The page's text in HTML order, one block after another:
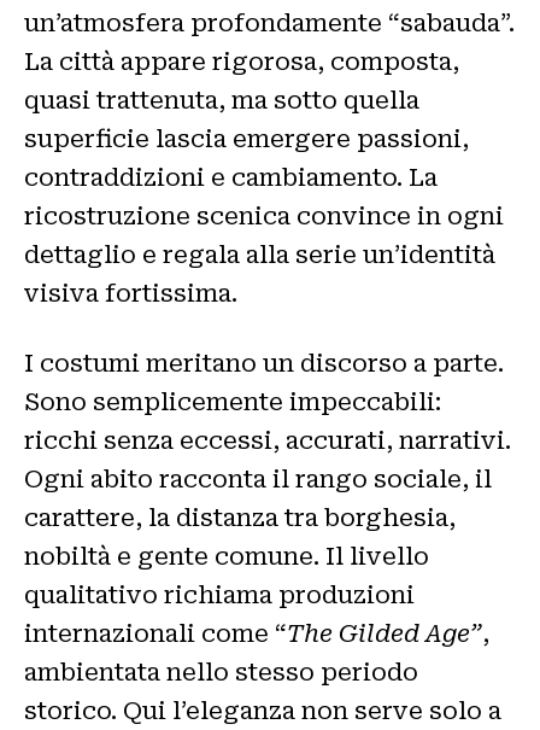
un’atmosfera profondamente “sabauda”.
La città appare rigorosa, composta,
quasi trattenuta, ma sotto quella
superficie lascia emergere passioni,
contraddizioni e cambiamento. La
ricostruzione scenica convince in ogni
dettaglio e regala alla serie un’identità
visiva fortissima.
I costumi meritano un discorso a parte.
Sono semplicemente impeccabili:
ricchi senza eccessi, accurati, narrativi.
Ogni abito racconta il rango sociale, il
carattere, la distanza tra borghesia,
nobiltà e gente comune. Il livello
qualitativo richiama produzioni
internazionali come “The Gilded Age”,
ambientata nello stesso periodo
storico. Qui l’eleganza non serve solo a